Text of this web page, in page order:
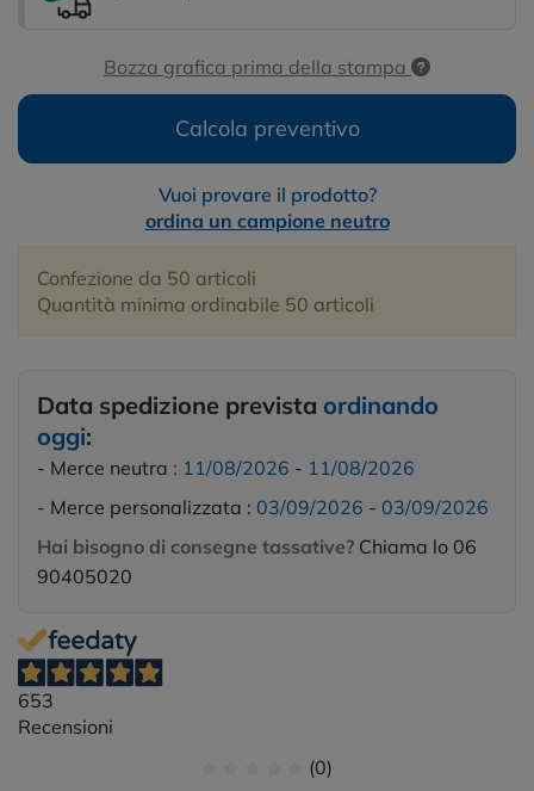
Bozza grafica prima della stampa
Calcola preventivo
Vuoi provare il prodotto?
ordina un campione neutro
Confezione da 50 articoli
Quantità minima ordinabile 50 articoli
Data spedizione prevista ordinando
oggi:
- Merce neutra : 11/08/2026 - 11/08/2026
- Merce personalizzata : 03/09/2026 - 03/09/2026
Hai bisogno di consegne tassative? Chiama lo 06
90405020
653
Recensioni
(0)